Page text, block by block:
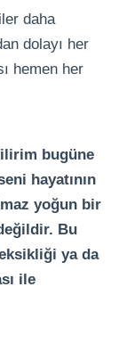
daha
dolayı her
hemen her
bugüne
hayatının
yoğun bir
Bu
ya da
ile